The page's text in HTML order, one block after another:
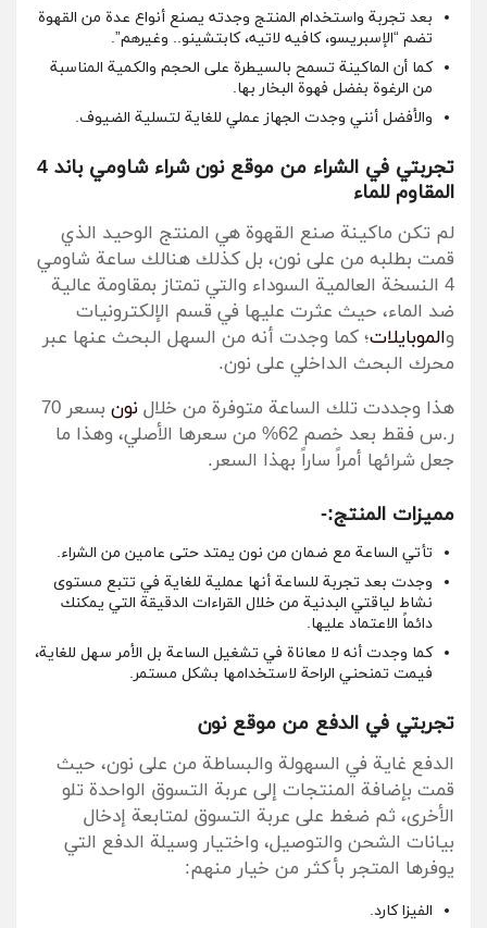
بعد تجربة واستخدام المنتج وجدته يصنع أنواع عدة من القهوة
تضم “الإسبريسو، كافيه لاتيه، كابتشينو.. وغيرهم”.
كما أن الماكينة تسمح بالسيطرة على الحجم والكمية المناسبة
من الرغوة بفضل فهوة البخار بها.
والأفضل أنني وجدت الجهاز عملي للغاية لتسلية الضيوف.
تجربتي في الشراء من موقع نون شراء شاومي باند 4
المقاوم للماء
لم تكن ماكينة صنع القهوة هي المنتج الوحيد الذي
قمت بطلبه من على نون، بل كذلك هنالك ساعة شاومي
4 النسخة العالمية السوداء والتي تمتاز بمقاومة عالية
ضد الماء، حيث عثرت عليها في قسم الإلكترونيات
والموبايلات؛ كما وجدت أنه من السهل البحث عنها عبر
محرك البحث الداخلي على نون.
هذا وجددت تلك الساعة متوفرة من خلال نون
بسعر 70
ر.س فقط بعد خصم 62% من سعرها الأصلي، وهذا ما
جعل شرائها أمراً ساراً بهذا السعر.
مميزات المنتج:-
تأتي الساعة مع ضمان من نون يمتد حتى عامين من الشراء.
وجدت بعد تجربة للساعة أنها عملية للغاية في تتبع مستوى
نشاط لياقتي البدنية من خلال القراءات الدقيقة التي يمكنك
دائماً الاعتماد عليها.
كما وجدت أنه لا معاناة في تشغيل الساعة بل الأمر سهل للغاية،
فيمت تمنحني الراحة لاستخدامها بشكل مستمر.
تجربتي في الدفع من موقع نون
الدفع غاية في السهولة والبساطة من على نون، حيث
قمت بإضافة المنتجات إلى عربة التسوق الواحدة تلو
الأخرى، ثم ضغط على عربة التسوق لمتابعة إدخال
بيانات الشحن والتوصيل، واختيار وسيلة الدفع التي
يوفرها المتجر بأكثر من خيار منهم:
الفيزا كارد.